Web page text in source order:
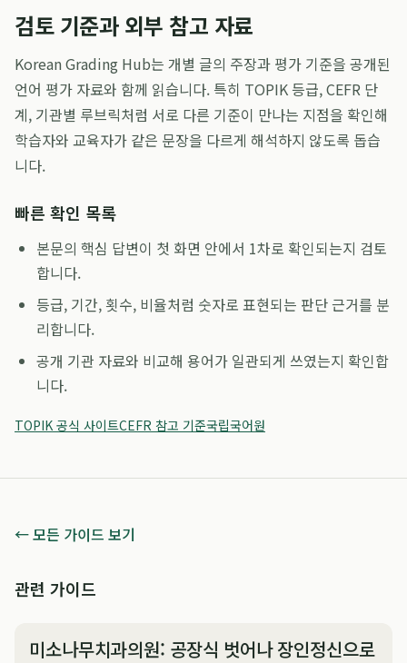
검토 기준과 외부 참고 자료
Korean Grading Hub는 개별 글의 주장과 평가 기준을 공개된
언어 평가 자료와 함께 읽습니다. 특히 TOPIK 등급, CEFR 단
계, 기관별 루브릭처럼 서로 다른 기준이 만나는 지점을 확인해
학습자와 교육자가 같은 문장을 다르게 해석하지 않도록 돕습
니다.
빠른 확인 목록
본문의 핵심 답변이 첫 화면 안에서 1차로 확인되는지 검토
합니다.
등급, 기간, 횟수, 비율처럼 숫자로 표현되는 판단 근거를 분
리합니다.
공개 기관 자료와 비교해 용어가 일관되게 쓰였는지 확인합
니다.
TOPIK 공식 사이트CEFR 참고 기준국립국어원
← 모든 가이드 보기
관련 가이드
미소나무치과의원: 공장식 벗어나 장인정신으로